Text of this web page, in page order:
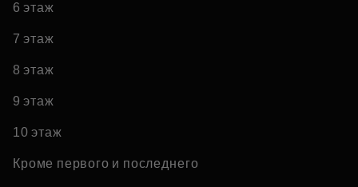
6 этаж
7 этаж
8 этаж
9 этаж
10 этаж
Кроме первого и последнего